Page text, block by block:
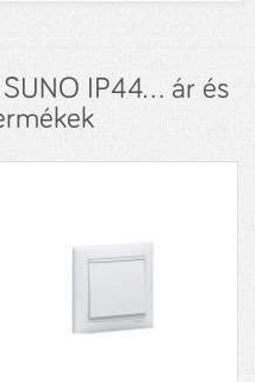
IP44... ár és